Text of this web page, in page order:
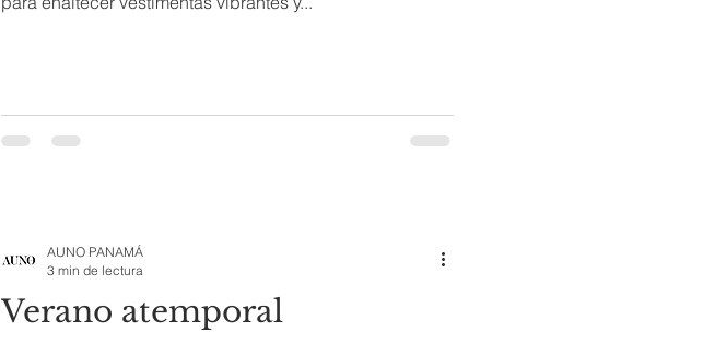
Verano atemporal
AUNO PANAMÁ
3 min de lectura